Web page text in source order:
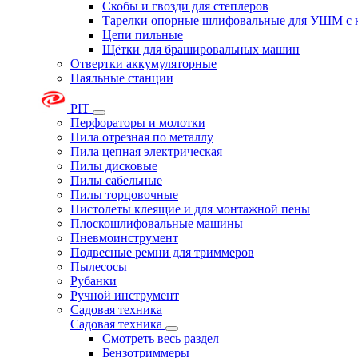
Скобы и гвозди для степлеров
Тарелки опорные шлифовальные для УШМ с
Цепи пильные
Щётки для брашировальных машин
Отвертки аккумуляторные
Паяльные станции
PIT
Перфораторы и молотки
Пила отрезная по металлу
Пила цепная электрическая
Пилы дисковые
Пилы сабельные
Пилы торцовочные
Пистолеты клеящие и для монтажной пены
Плоскошлифовальные машины
Пневмоинструмент
Подвесные ремни для триммеров
Пылесосы
Рубанки
Ручной инструмент
Садовая техника
Садовая техника
Смотреть весь раздел
Бензотриммеры